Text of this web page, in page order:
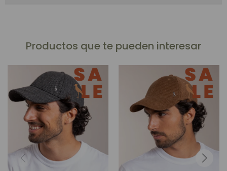
Productos que te pueden interesar